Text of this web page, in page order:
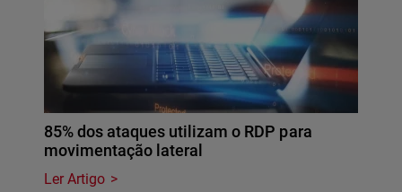
85% dos ataques utilizam o RDP para
movimentação lateral
Ler Artigo